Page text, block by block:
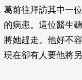
葛前往拜訪其中一
的病患。這位醫生
將她趕走。他好不
現在卻有人要他將